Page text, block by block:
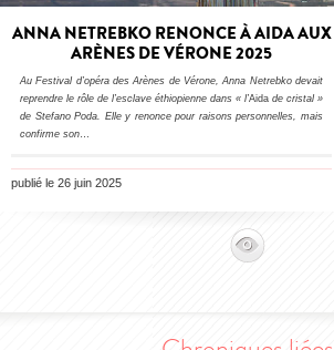
ANNA NETREBKO RENONCE À AIDA AUX
ARÈNES DE VÉRONE 2025
Au Festival d’opéra des Arènes de Vérone, Anna Netrebko devait
reprendre le rôle de l’esclave éthiopienne dans « l’Aida de cristal »
de Stefano Poda. Elle y renonce pour raisons personnelles, mais
confirme son…
publié le 26 juin 2025